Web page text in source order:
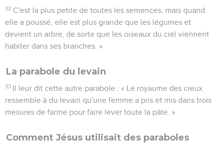
32 C'est la plus petite de toutes les semences, mais quand
elle a poussé, elle est plus grande que les légumes et
devient un arbre, de sorte que les oiseaux du ciel viennent
habiter dans ses branches. »
La parabole du levain
33 Il leur dit cette autre parabole : « Le royaume des cieux
ressemble à du levain qu'une femme a pris et mis dans trois
mesures de farine pour faire lever toute la pâte. »
Comment Jésus utilisait des paraboles